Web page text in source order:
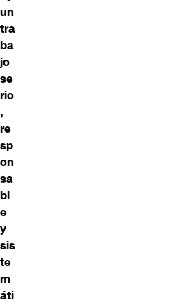
un
tra
ba
jo
se
rio
,
re
sp
on
sa
bl
e
y
sis
te
m
áti